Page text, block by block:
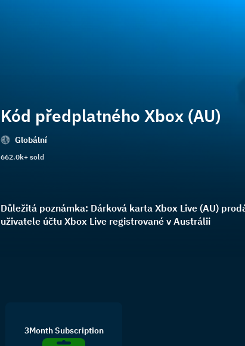
Kód předplatného Xbox (AU)
Globální
662.0k+ sold
Důležitá poznámka: Dárková karta Xbox Live (AU)
uživatele účtu Xbox Live registrované v Austrálii
3Month Subscription